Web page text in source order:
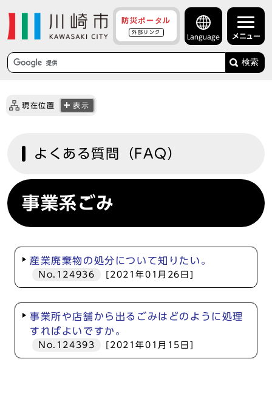
防災ポータル
外部リンク
Language メニュー
検索
現在位置 表示
よくある質問（FAQ）
事業系ごみ
産業廃棄物の処分について知りたい。
No.124936 [2021年01月26日]
事業所や店舗から出るごみはどのように処理
すればよいですか。
No.124393 [2021年01月15日]